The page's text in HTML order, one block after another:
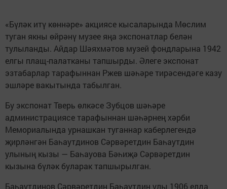
«Бүләк итү көннәре» акциясе кысаларында Мөслим
туган якны өйрәнү музее яңа экспонатлар белән
тулыланды. Айдар Шәяхмәтов музей фондларына 1942
елгы плащ-палатканы тапшырды. Әлеге экспонат
эзтабарлар тарафыннан Ржев шәһәре тирәсендәге казу
эшләре вакытында табылган.
Бу экспонат Тверь өлкәсе Зубцов шәһәре
администрациясе тарафыннан шәһәрнең хәрби
Мемориалында урнашкан туганнар каберлегендә
җирләнгән Баһаутдинов Сәрвәретдин Баһаутдин
улының кызы — Баһауова Бәһиҗә Сәрвәретдин
кызына бүләк буларак тапшырылган.
Баһаутдинов Сәрвәретдин Баһаутдин улы 1906 елда